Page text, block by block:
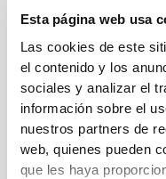
Esta página web usa
Las cookies de este
el contenido y los
sociales y analizar el
información sobre el
nuestros partners de
web, quienes pueden
que les haya
PRENDA
CON